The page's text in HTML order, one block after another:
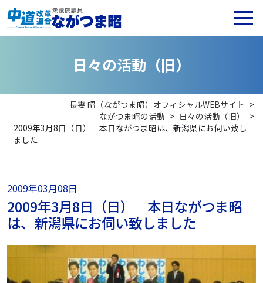
日々の活動 （旧）
長妻 昭（ながつま昭）オフィシャルWEBサイト >
ながつま昭の活動 > 日々の活動（旧）
>
2009年3月8日（日） 本日ながつま昭は、新潟県にお伺い致し
ました
2009年03月08日
2009年3月8日（日） 本日ながつま昭
は、新潟県にお伺い致しました